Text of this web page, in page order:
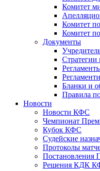
Комитет
Комитет
Комитет
Документы
Бланки и
Правила
Новости
Новости КФС
Чемпионат
Кубок КФС
Судейские
Протоколы
Постановления
Решения КДК